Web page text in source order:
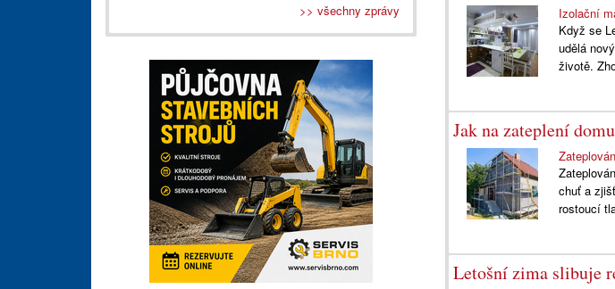
Izolační
Když se
udělá
životě.
Jak na zateplení
chuť a
rostoucí
Letošní zima slibuje
>> všechny zprávy